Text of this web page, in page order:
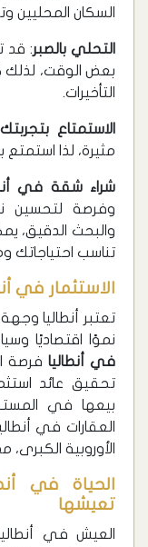
السكان المحليين
التحلي بالصبر: قد
بعض الوقت،
التأخيرات.
الاستمتاع
مثيرة، لذا
شراء شقة في
وفرصة لتحسين
والبحث الدقيق،
تناسب احتياجاتك
الاستثمار في
تعتبر أنطاليا
نموًا اقتصاديًا
في أنطاليا فرصة
تحقيق عائد
بيعها في
العقارات في
الأوروبية الكبرى،
الحياة في
تعيشها
العيش في